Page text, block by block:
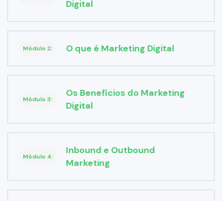
Digital
Módulo 2: O que é Marketing Digital
Módulo 3:
Os Benefícios do Marketing
Digital
Módulo 4:
Inbound e Outbound
Marketing